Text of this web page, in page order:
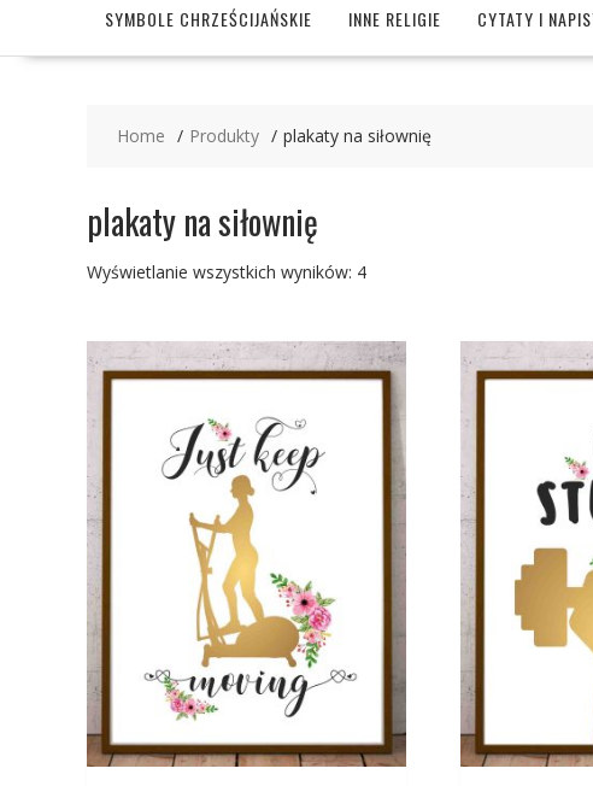
SYMBOLE CHRZEŚCIJAŃSKIE INNE RELIGIE CYTATY I
Home Produkty plakaty na siłownię
plakaty na siłownię
Wyświetlanie wszystkich wyników: 4Posortowane